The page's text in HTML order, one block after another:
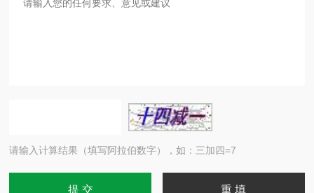
请输入计算结果（填写阿拉伯数字），如：三加四=7